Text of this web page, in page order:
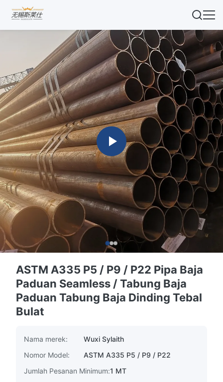
ASTM A335 P5 / P9 / P22 Pipa Baja
Paduan Seamless / Tabung Baja
Paduan Tabung Baja Dinding Tebal
Bulat
Nama merek:
Wuxi Sylaith
Nomor Model:
ASTM A335 P5 / P9 / P22
Jumlah Pesanan Minimum:1 MT